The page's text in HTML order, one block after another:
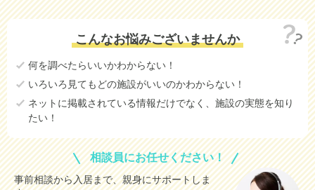
こんなお悩みございませんか
何を調べたらいいかわからない！
いろいろ見てもどの施設がいいのかわからない！
ネットに掲載されている情報だけでなく、施設の実態を知り
たい！
相談員にお任せください！
事前相談から入居まで、親身にサポートしま